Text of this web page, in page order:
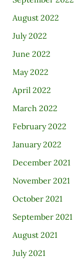
August 2022
July 2022
June 2022
May 2022
April 2022
March 2022
February 2022
January 2022
December 2021
November 2021
October 2021
September 2021
August 2021
July 2021